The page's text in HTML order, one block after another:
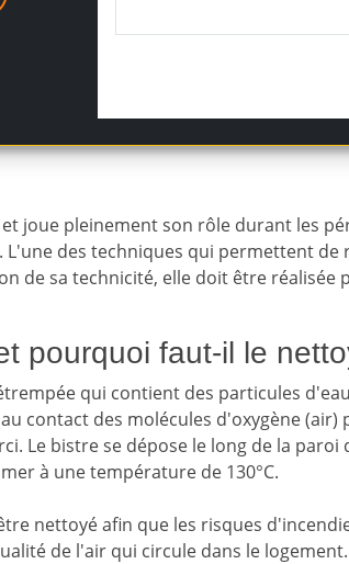
joue pleinement son rôle durant les
des techniques qui permettent de
de sa technicité, elle doit être réalisée
pourquoi faut-il le
qui contient des particules
contact des molécules d'oxygène
Le bistre se dépose le long de la paroi
à une température de 130°C.
nettoyé afin que les risques
de l'air qui circule dans le